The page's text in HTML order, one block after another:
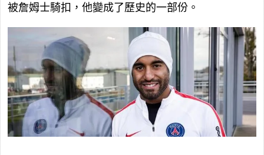
被詹姆士騎扣，他變成了歷史的一部份。